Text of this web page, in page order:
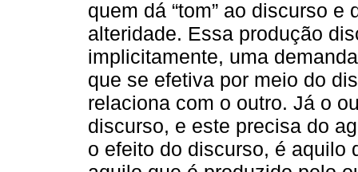
quem dá “tom” ao discurso
alteridade. Essa produção
implicitamente, uma
que se efetiva por meio do
relaciona com o outro. Já o
discurso, e este precisa do
o efeito do discurso, é aquilo